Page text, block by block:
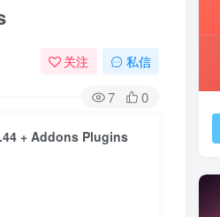
关注 私信
7 0
+ Addons Plugins